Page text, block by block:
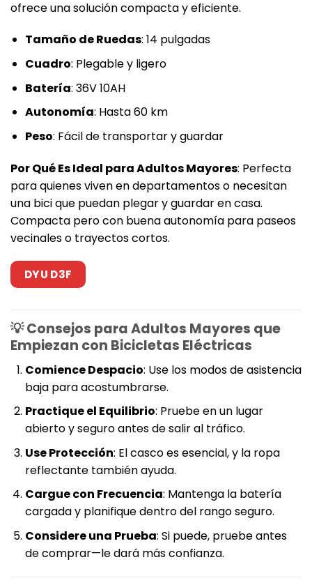
ofrece una solución compacta y eficiente.
Tamaño de Ruedas: 14 pulgadas
Cuadro: Plegable y ligero
Batería: 36V 10AH
Autonomía: Hasta 60 km
Peso: Fácil de transportar y guardar
Por Qué Es Ideal para Adultos Mayores: Perfecta
para quienes viven en departamentos o necesitan
una bici que puedan plegar y guardar en casa.
Compacta pero con buena autonomía para paseos
vecinales o trayectos cortos.
DYU D3F
💡 Consejos para Adultos Mayores que
Empiezan con Bicicletas Eléctricas
Comience Despacio: Use los modos de asistencia
baja para acostumbrarse.
Practique el Equilibrio: Pruebe en un lugar
abierto y seguro antes de salir al tráfico.
Use Protección: El casco es esencial, y la ropa
reflectante también ayuda.
Cargue con Frecuencia: Mantenga la batería
cargada y planifique dentro del rango seguro.
Considere una Prueba: Si puede, pruebe antes
de comprar—le dará más confianza.